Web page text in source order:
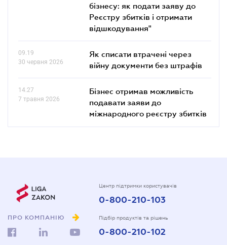
бізнесу: як подати заяву до
Реєстру збитків і отримати
відшкодування"
09.19
30 червня 2026
Як списати втрачені через
війну документи без штрафів
14.27
7 травня 2026
Бізнес отримав можливість
подавати заяви до
міжнародного реєстру збитків
ПРО КОМПАНІЮ
Центр підтримки користувачів
0-800-210-103
Підбір продуктів та рішень
0-800-210-102